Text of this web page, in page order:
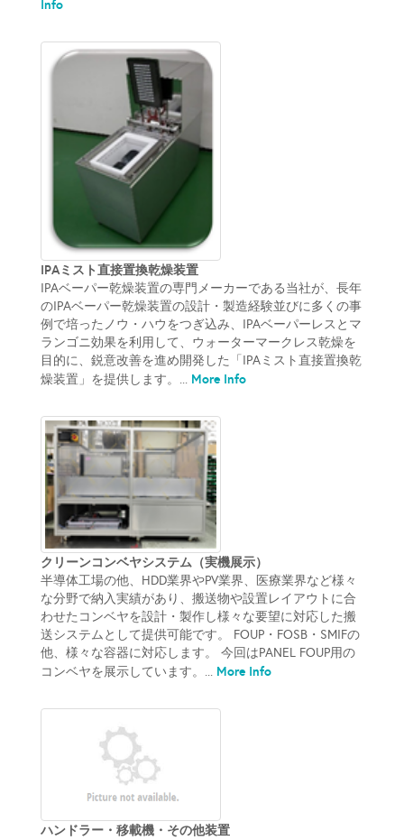
Info
IPAミスト直接置換乾燥装置
IPAベーパー乾燥装置の専門メーカーである当社が、長年
のIPAベーパー乾燥装置の設計・製造経験並びに多くの事
例で培ったノウ・ハウをつぎ込み、IPAベーパーレスとマ
ランゴニ効果を利用して、ウォーターマークレス乾燥を
目的に、鋭意改善を進め開発した「IPAミスト直接置換乾
燥装置」を提供します。... More Info
クリーンコンベヤシステム（実機展示）
半導体工場の他、HDD業界やPV業界、医療業界など様々
な分野で納入実績があり、搬送物や設置レイアウトに合
わせたコンベヤを設計・製作し様々な要望に対応した搬
送システムとして提供可能です。 FOUP・FOSB・SMIFの
他、様々な容器に対応します。 今回はPANEL FOUP用の
コンベヤを展示しています。... More Info
ハンドラー・移載機・その他装置